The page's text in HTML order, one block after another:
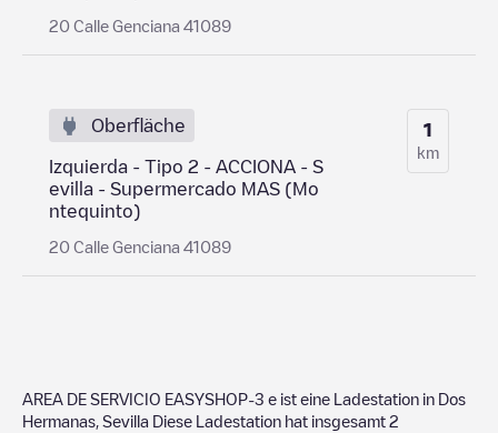
20 Calle Genciana 41089
Oberfläche
Izquierda - Tipo 2 - ACCIONA - S
evilla - Supermercado MAS (Mo
ntequinto)
20 Calle Genciana 41089
1
km
AREA DE SERVICIO EASYSHOP-3 e ist eine Ladestation in Dos
Hermanas Sevilla Diese Ladestation hat insgesamt 2